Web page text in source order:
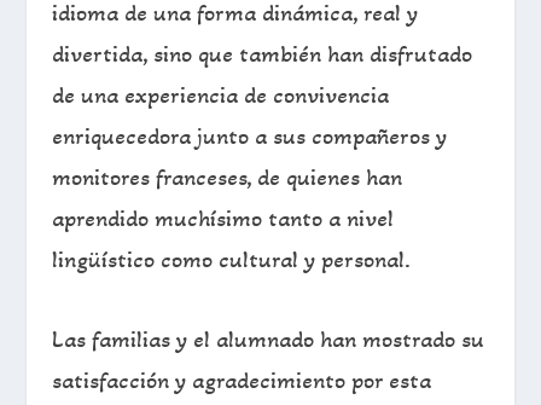
idioma de una forma dinámica, real y
divertida, sino que también han disfrutado
de una experiencia de convivencia
enriquecedora junto a sus compañeros y
monitores franceses, de quienes han
aprendido muchísimo tanto a nivel
lingüístico como cultural y personal.
Las familias y el alumnado han mostrado su
satisfacción y agradecimiento por esta